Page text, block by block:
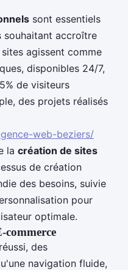
sont essentiels
souhaitant accroître
agissent comme
disponibles 24/7,
de visiteurs
des projets réalisés
web-beziers/
la création de sites
de création
des besoins, suivie
pour
optimale.
commerce
réussi, des
navigation fluide,